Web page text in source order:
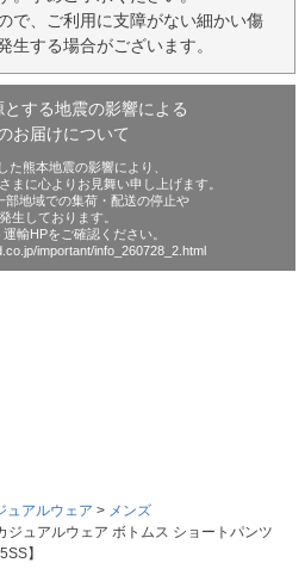
で、ご利用に支障がない細かい傷
生する場合がございます。
する地震の影響による
お届けについて
た熊本地震の影響により、
まに心よりお見舞い申し上げます。
部地域での集荷・配送の停止や
生しております。
輸HPをご確認ください。
important/info_260728_2.html
ュアルウェア
メンズ
ジュアルウェア ボトムス ショートパンツ
】